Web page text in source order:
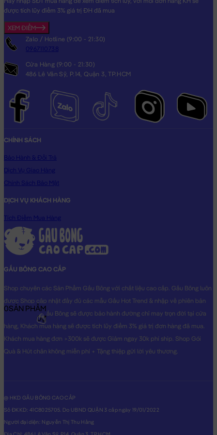
được tích lũy điểm 3% giá trị ĐH đã mua
XEM ĐIỂM
Zalo / Hotline (9:00 - 21:30)
0967110738
Cửa Hàng (9:00 - 21:30)
486 Lê Văn Sỹ, P.14, Quận 3, TP.HCM
CHÍNH SÁCH
Bảo Hành & Đổi Trả
Dịch Vụ Giao Hàng
Chính Sách Bảo Mật
DỊCH VỤ KHÁCH HÀNG
Tích Điểm Mua Hàng
GẤU BÔNG CAO CẤP
Shop chuyên các Sản Phẩm Gấu Bông với chất liệu cao cấp. Gấu Bông luôn
được Shop cập nhật đầy đủ các mẫu Gấu Hot Trend & nhập về phiên bản
Original nhất. Gấu Bông sẽ được bảo hành đường chỉ may trọn đời tại cửa
hàng, Khách mua hàng sẽ được tích lũy điểm 3% giá trị đơn hàng đã mua.
Khách mua hàng đơn >300k sẽ được Giảm ngay 30k phí ship. Shop Gói
Quà & Hút chân không miễn phí + Tặng thiệp gửi lời yêu thương.
@ HKD GẤU BÔNG CAO CẤP
Số ĐKKD: 41C8025705. Do UBND QUẬN 3 cấp ngày 19/01/2022
Người đại diện: Nguyễn Thị Thu Hằng
0SẢN PHẨM
0₫